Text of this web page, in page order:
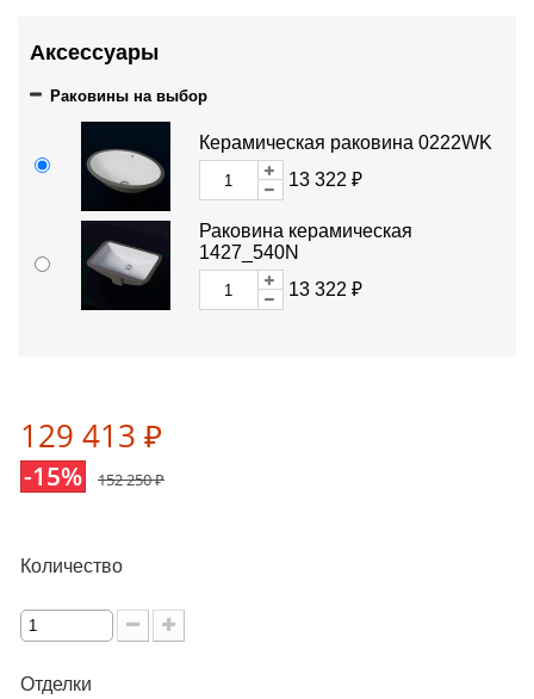
Аксессуары
Раковины на выбор
Керамическая раковина 0222WK
13 322 ₽
Раковина керамическая
1427_540N
13 322 ₽
129 413 ₽
-15% 152 250 ₽
Количество
Отделки